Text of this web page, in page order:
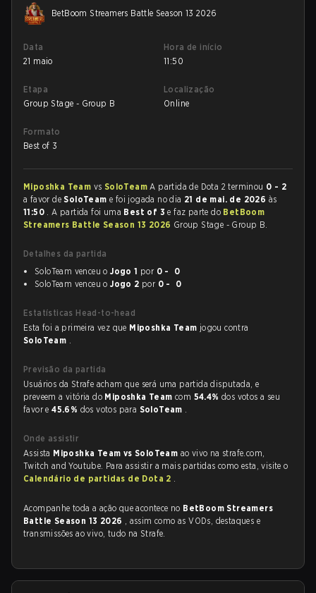
BetBoom Streamers Battle Season 13 2026
Data
21 maio
Hora de início
11:50
Etapa
Group Stage - Group B
Localização
Online
Formato
Best of 3
Miposhka Team vs SoloTeamA partida de Dota 2 terminou 0 - 2
a favor deSoloTeame foi jogada no dia 21 de mai. de 2026 às
11:50 . A partida foi uma Best of 3e faz parte do BetBoom
Streamers Battle Season 13 2026 Group Stage - Group B.
Detalhes da partida
SoloTeam venceu oJogo 1 por 0 - 0
SoloTeam venceu oJogo 2 por 0 - 0
Estatísticas Head-to-head
Esta foi a primeira vez que Miposhka Team jogou contra
SoloTeam .
Previsão da partida
Usuários da Strafe acham que será uma partida disputada, e
preveem a vitória do Miposhka Teamcom 54.4%dos votos a seu
favor e45.6% dos votos para SoloTeam .
Onde assistir
Assista Miposhka Team vs SoloTeam ao vivo na strafe.com,
Twitch and Youtube. Para assistir a mais partidas como esta, visite o
Calendário de partidas de Dota 2 .
Acompanhe toda a ação que acontece no BetBoom Streamers
Battle Season 13 2026 , assim como as VODs, destaques e
transmissões ao vivo, tudo na Strafe.